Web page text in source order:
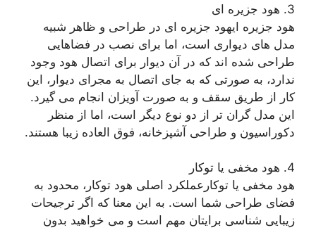
3. هود جزیره ای
هود جزیره ایهود جزیره ای در طراحی و ظاهر شبیه
مدل های دیواری است، اما برای نصب در فضاهایی
طراحی شده اند که در آن دیوار برای اتصال هود وجود
ندارد، به صورتی که به جای اتصال به مجرای دیوار، این
کار از طریق سقف و به صورت آویزان انجام می گیرد.
این مدل گران تر از دو نوع دیگر است، اما از منظر
دکوراسیون و طراحی آشپزخانه، فوق العاده زیبا هستند.
4. هود مخفی یا توکار
هود مخفی یا توکارعملکرد اصلی هود توکار، محدود به
فضای طراحی شما است. به این معنا که اگر ترجیحات
زیبایی شناسی برایتان مهم است و می خواهید بدون